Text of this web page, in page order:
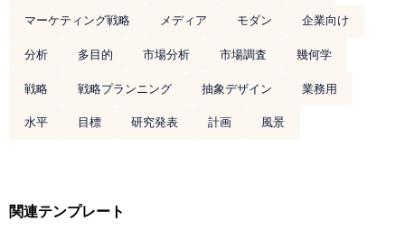
マーケティング戦略
メディア モダン
企業向け
分析
多目的 市場分析 市場調査
幾何学
戦略
戦略プランニング 抽象デザイン
業務用
水平
目標 研究発表 計画 風景
関連テンプレート